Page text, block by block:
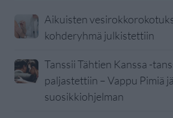
Aikuisten
kohderyhmä julkistettiin
Tanssii Tähtien Kanssa -
paljastettiin – Vappu Pimiä
suosikkiohjelman